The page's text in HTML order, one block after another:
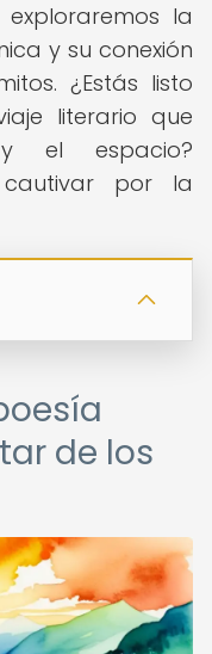
exploraremos la
y su conexión
¿Estás listo
literario que
el espacio?
cautivar por la
de los